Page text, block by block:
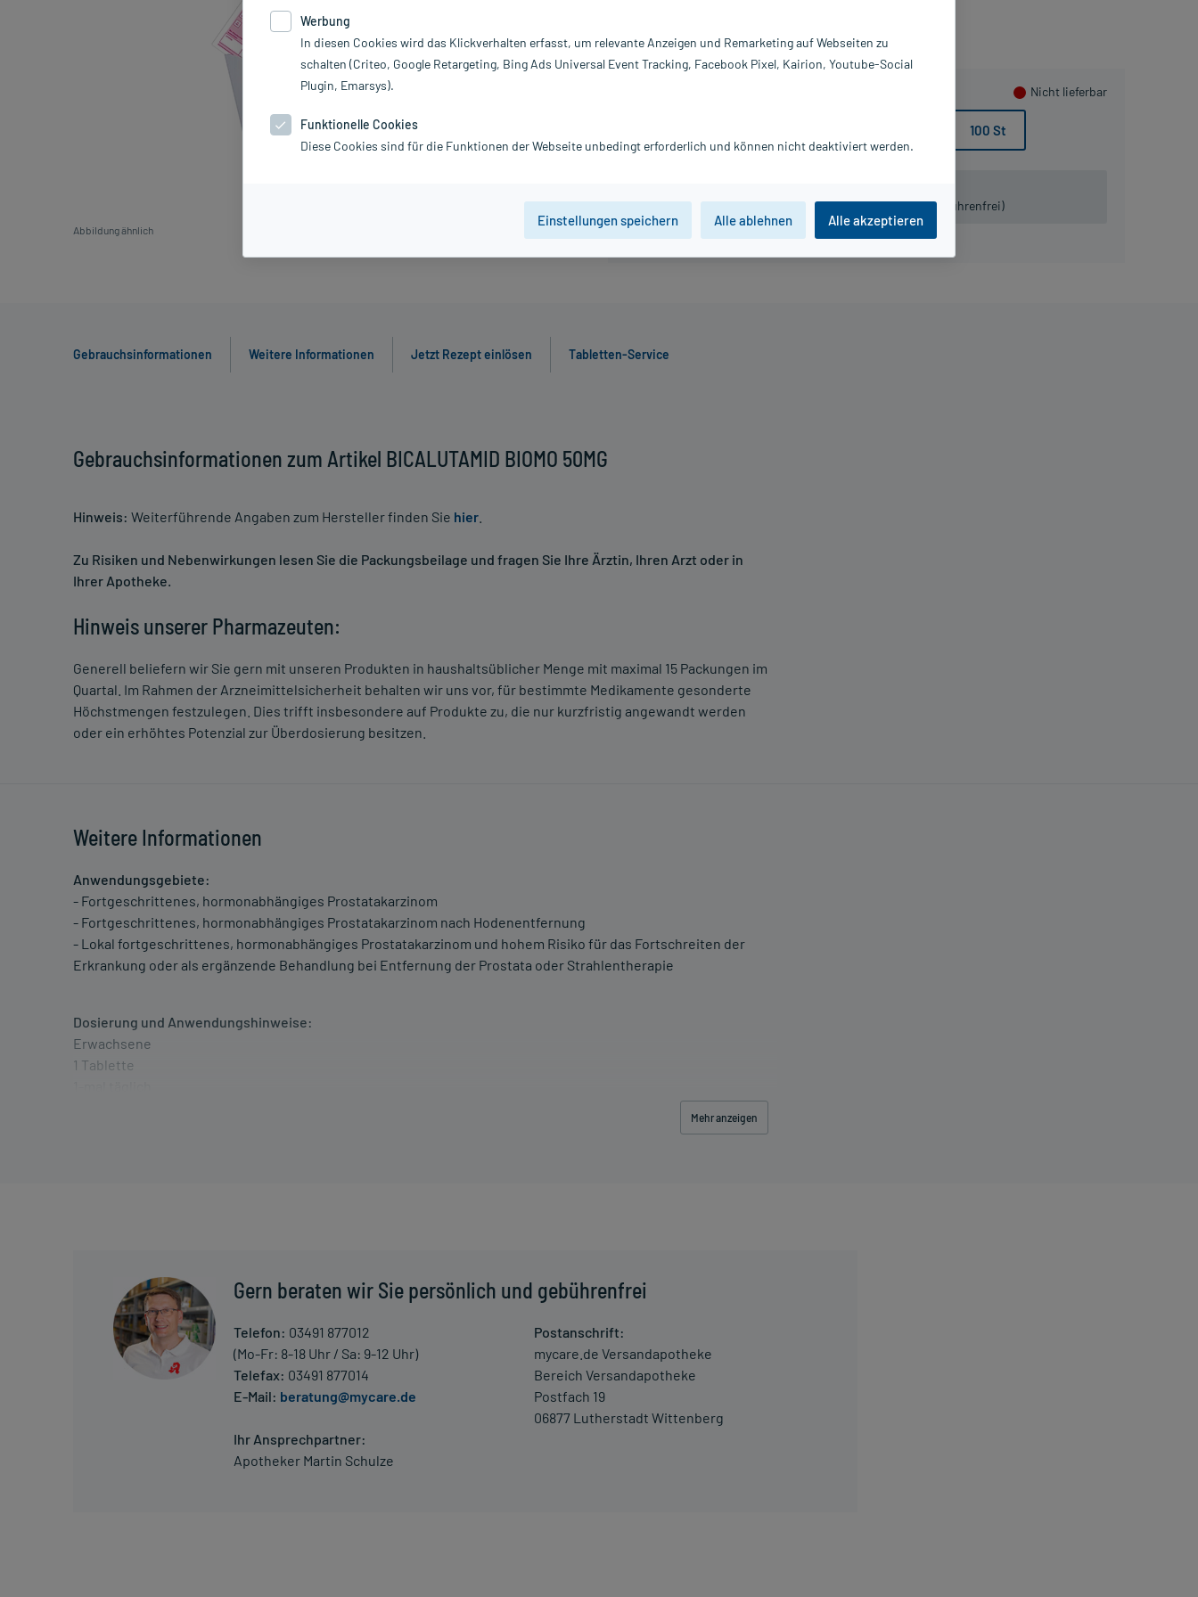
Abbildung ähnlich
inkl. MwSt. Gratis-Versandinnerhalb D.
Nicht lieferbar
100 St
Beratung für Produktalternativen:Tel. 03491-8770120 (gebührenfrei)
Gebrauchsinformationen Weitere Informationen Jetzt Rezept einlösen Tabletten-Service
Gebrauchsinformationen zum Artikel BICALUTAMID BIOMO 50MG
Hinweis: Weiterführende Angaben zum Hersteller finden Sie hier
Zu Risiken und Nebenwirkungen lesen Sie die Packungsbeilage und fragen Sie Ihre Ärztin, Ihren Arzt oder in
Ihrer Apotheke.
Hinweis unserer Pharmazeuten:
Generell beliefern wir Sie gern mit unseren Produkten in haushaltsüblicher Menge mit maximal 15 Packungen im
Quartal. Im Rahmen der Arzneimittelsicherheit behalten wir uns vor, für bestimmte Medikamente gesonderte
Höchstmengen festzulegen. Dies trifft insbesondere auf Produkte zu, die nur kurzfristig angewandt werden
oder ein erhöhtes Potenzial zur Überdosierung besitzen.
Weitere Informationen
Anwendungsgebiete:
- Fortgeschrittenes, hormonabhängiges Prostatakarzinom
- Fortgeschrittenes, hormonabhängiges Prostatakarzinom nach Hodenentfernung
- Lokal fortgeschrittenes, hormonabhängiges Prostatakarzinom und hohem Risiko für das Fortschreiten der
Erkrankung oder als ergänzende Behandlung bei Entfernung der Prostata oder Strahlentherapie
Dosierung und Anwendungshinweise:
Erwachsene
1 Tablette
Art der Anwendung?
Nehmen Sie das Arzneimittel mit Flüssigkeit (z.B. 1 Glas Wasser) ein.
Dauer der Anwendung?
Die Anwendungsdauer richtet sich nach Art der Beschwerde und/oder Dauer der Erkrankung und wird deshalb
nur von Ihrem Arzt bestimmt.
Setzen Sie sich bei dem Verdacht auf eine Überdosierung umgehend mit einem Arzt in Verbindung.
Mehr anzeigen
Gern beraten wir Sie persönlich und gebührenfrei
Telefon: 03491 877012
(Mo-Fr: 8-18 Uhr / Sa: 9-12 Uhr)
Telefax: 03491 877014
E-Mail: beratung@mycare.de
Ihr Ansprechpartner:
Apotheker Martin Schulze
Postanschrift:
mycare.de Versandapotheke
Bereich Versandapotheke
Postfach 19
06877 Lutherstadt Wittenberg
Werbung
In diesen Cookies wird das Klickverhalten erfasst, um relevante Anzeigen und Remarketing auf Webseiten zu
schalten (Criteo, Google Retargeting, Bing Ads Universal Event Tracking, Facebook Pixel, Kairion, Youtube-Social
Plugin, Emarsys).
Funktionelle Cookies
Diese Cookies sind für die Funktionen der Webseite unbedingt erforderlich und können nicht deaktiviert werden.
Einstellungen speichern Alle ablehnen Alle akzeptieren